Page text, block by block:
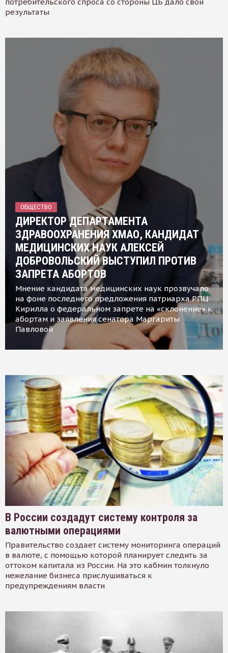
результаты
ОБЩЕСТВО
ДИРЕКТОР ДЕПАРТАМЕНТА
ЗДРАВООХРАНЕНИЯ ХМАО, КАНДИДАТ
МЕДИЦИНСКИХ НАУК АЛЕКСЕЙ
ДОБРОВОЛЬСКИЙ ВЫСТУПИЛ ПРОТИВ
ЗАПРЕТА АБОРТОВ
Мнение кандидата медицинских наук прозвучало
на фоне последнего предложения патриарха РПЦ
Кирилла о федеральном запрете на «склонение» к
абортам и заявления сенатора Маргариты
Павловой
В России создадут систему контроля за
валютными операциями
Правительство создает систему мониторинга операций
в валюте, с помощью которой планирует следить за
оттоком капитала из России. На это кабмин толкнуло
нежелание бизнеса прислушиваться к
предупреждениям власти